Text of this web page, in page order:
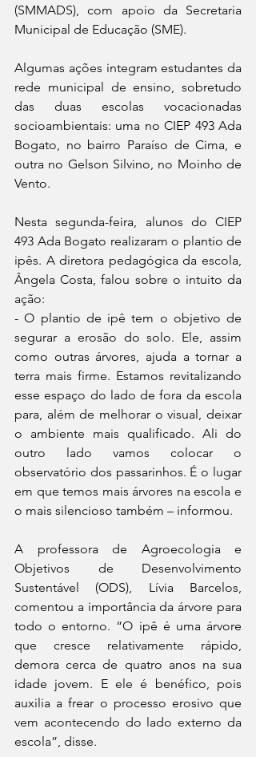
(SMMADS), com apoio da Secretaria
Municipal de Educação (SME).
Algumas ações integram estudantes da
rede municipal de ensino, sobretudo
das duas escolas vocacionadas
socioambientais: uma no CIEP 493 Ada
Bogato, no bairro Paraíso de Cima, e
outra no Gelson Silvino, no Moinho de
Vento.
Nesta segunda-feira, alunos do CIEP
493 Ada Bogato realizaram o plantio de
ipês. A diretora pedagógica da escola,
Ângela Costa, falou sobre o intuito da
ação:
- O plantio de ipê tem o objetivo de
segurar a erosão do solo. Ele, assim
como outras árvores, ajuda a tornar a
terra mais firme. Estamos revitalizando
esse espaço do lado de fora da escola
para, além de melhorar o visual, deixar
o ambiente mais qualificado. Ali do
outro lado vamos colocar o
observatório dos passarinhos. É o lugar
em que temos mais árvores na escola e
o mais silencioso também – informou.
A professora de Agroecologia e
Objetivos de Desenvolvimento
Sustentável (ODS), Lívia Barcelos,
comentou a importância da árvore para
todo o entorno. “O ipê é uma árvore
que cresce relativamente rápido,
demora cerca de quatro anos na sua
idade jovem. E ele é benéfico, pois
auxilia a frear o processo erosivo que
vem acontecendo do lado externo da
escola”, disse.